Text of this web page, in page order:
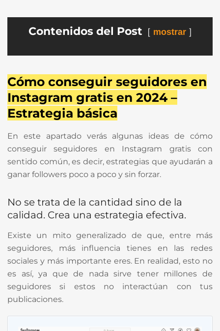
Contenidos del Post mostrar
Cómo conseguir seguidores en
Instagram gratis en 2024 –
Estrategia básica
En este apartado verás algunas ideas de cómo
conseguir seguidores en Instagram gratis con
sentido común, es decir, estrategias que ayudarán a
ganar followers poco a poco y sin forzar.
No se trata de la cantidad sino de la
calidad. Crea una estrategia efectiva.
Existe un mito generalizado de que, entre más
seguidores, más influencia tienes en las redes
sociales y más importante eres. En realidad, esto no
es así, ya que de nada sirve tener millones de
seguidores si estos no interactúan con tus
publicaciones.